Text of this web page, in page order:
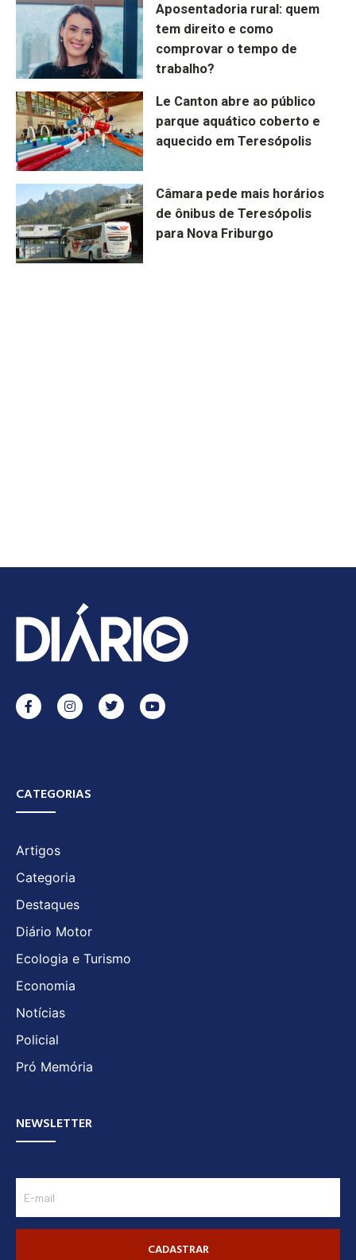
Aposentadoria rural: quem
tem direito e como
comprovar o tempo de
trabalho?
Le Canton abre ao público
parque aquático coberto e
aquecido em Teresópolis
Câmara pede mais horários
de ônibus de Teresópolis
para Nova Friburgo
CATEGORIAS
Artigos
Categoria
Destaques
Diário Motor
Ecologia e Turismo
Economia
Notícias
Policial
Pró Memória
NEWSLETTER
CADASTRAR